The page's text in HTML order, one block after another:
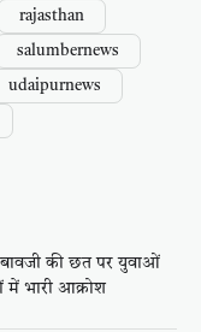
rajasthan
salumbernews
udaipurnews
की छत पर युवाओं
में भारी आक्रोश